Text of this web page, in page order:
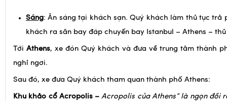
Sáng: Ăn sáng tại khách sạn. Quý khách làm thủ tục trả
khách ra sân bay đáp chuyến bay Istanbul – Athens –
Tới Athens, xe đón Quý khách và đưa về trung tâm thành
nghỉ ngơi.
Sau đó, xe đưa Quý khách tham quan thành phố Athens:
Khu khảo cổ Acropolis – Acropolis của Athens” là ngọn đồi